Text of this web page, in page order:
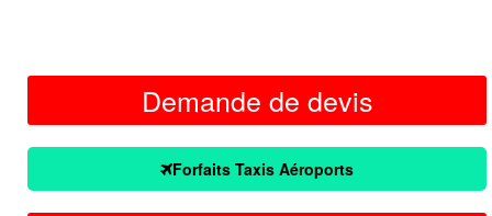
Demande de devis
Forfaits Taxis Aéroports